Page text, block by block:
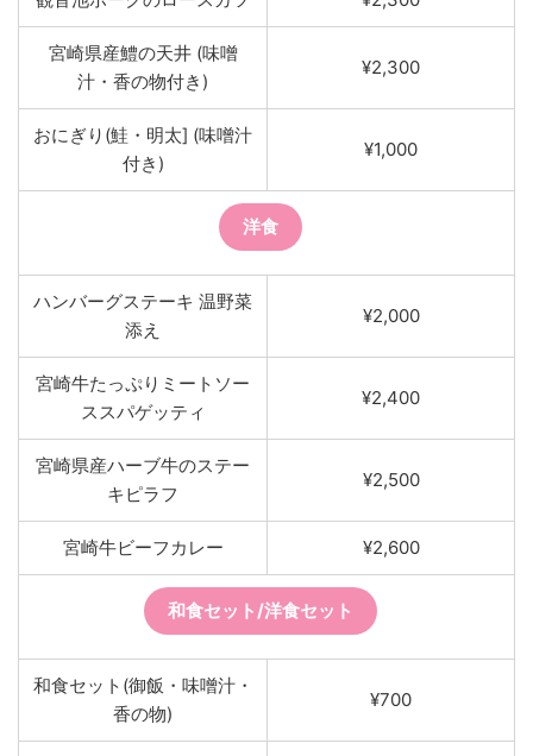
宮崎県産鱧の天井 (味噌
汁・香の物付き)
¥2,300
おにぎり(鮭・明太] (味噌汁
付き)
¥1,000
洋食
ハンバーグステーキ 温野菜
添え
¥2,000
宮崎牛たっぷりミートソー
ススパゲッティ
¥2,400
宮崎県産ハーブ牛のステー
キピラフ
¥2,500
宮崎牛ビーフカレー ¥2,600
和食セット/洋食セット
和食セット(御飯・味噌汁・
香の物)
¥700